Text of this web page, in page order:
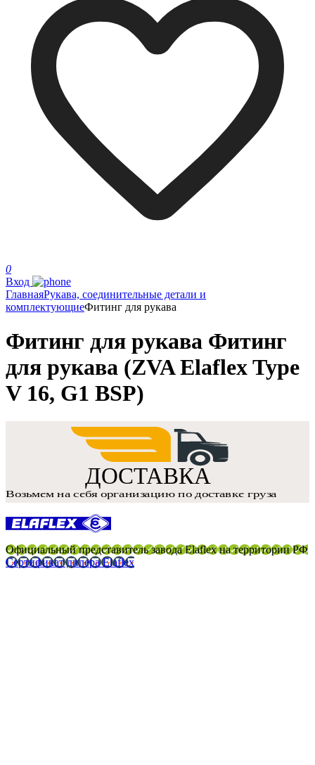
0
Вход
ГлавнаяРукава, соединительные детали и
комплектующиеФитинг для рукава
Фитинг для рукава Фитинг
для рукава (ZVA Elaflex Type
V 16, G1 BSP)
Официальный представитель завода Elaflex на территории РФ
Сертификат дилера Elaflex